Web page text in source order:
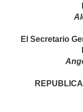
El Secretario